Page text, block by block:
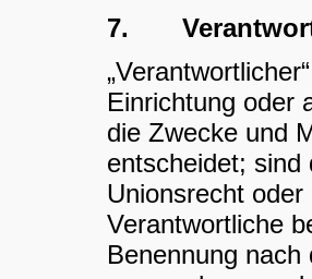
7.
Einrichtung oder
die Zwecke und
entscheidet; sind
Unionsrecht
Verantwortliche
Benennung